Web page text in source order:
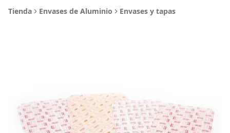
Tienda Envases de Aluminio Envases y tapas